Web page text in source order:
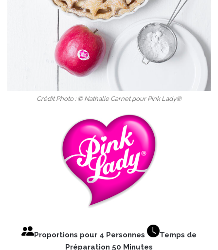
Crédit Photo : © Nathalie Carnet pour Pink Lady®
Proportions pour 4 Personnes
Temps de
Préparation 50 Minutes